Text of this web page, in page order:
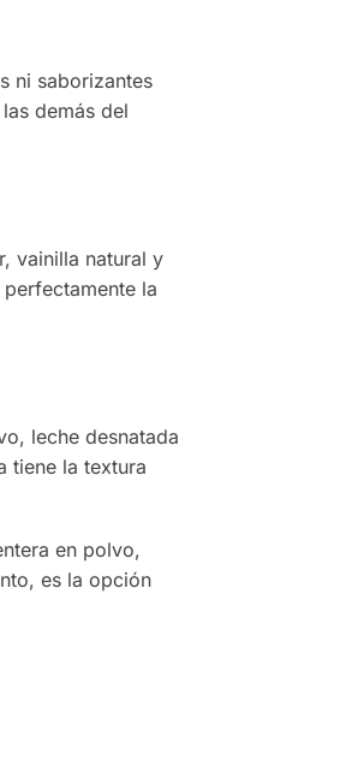
ni saborizantes
demás del
vainilla natural y
la
leche desnatada
tiene la textura
en polvo,
es la opción